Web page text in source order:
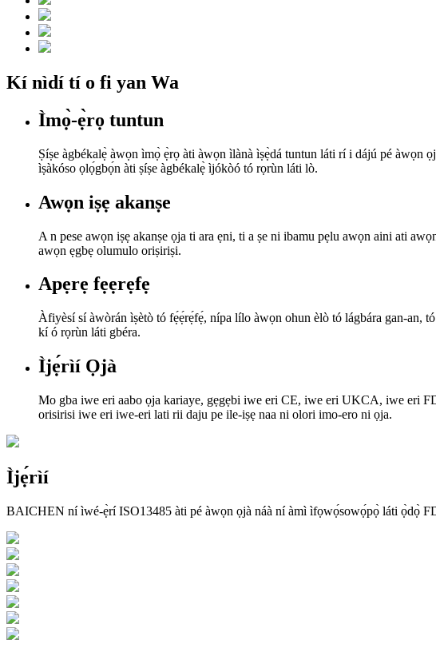
Kí nìdí tí o fi yan Wa
Ìmọ̀-ẹ̀rọ tuntun
Ṣíṣe àgbékalẹ̀ àwọn ìmọ̀ ẹ̀rọ àti àwọn ìlànà ìṣẹ̀dá tuntun láti rí i dájú pé àwọn
ìṣàkóso ọlọ́gbọ́n àti ṣíṣe àgbékalẹ̀ ìjókòó tó rọrùn láti lò.
Awọn iṣẹ akanṣe
A n pese awọn iṣẹ akanṣe ọja ti ara ẹni, ti a ṣe ni ibamu pẹlu awọn aini ati
awọn ẹgbẹ olumulo oriṣiriṣi.
Apẹrẹ fẹẹrẹfẹ
Àfiyèsí sí àwòrán ìṣètò tó fẹ́ẹ́rẹ́fẹ́, nípa lílo àwọn ohun èlò tó lágbára gan-
kí ó rọrùn láti gbéra.
Ìjẹ́rìí Ọjà
Mo gba iwe eri aabo ọja kariaye, gẹgẹbi iwe eri CE, iwe eri UKCA, iwe eri
orisirisi iwe eri iwe-eri lati rii daju pe ile-iṣẹ naa ni olori imo-ero ni ọja.
Ìjẹ́rìí
BAICHEN ní ìwé-ẹ̀rí ISO13485 àti pé àwọn ọjà náà ní àmì ìfọwọ́sowọ́pọ̀ láti ọ̀dọ̀